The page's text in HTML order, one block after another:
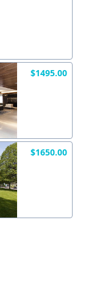
$1495.00
$1650.00